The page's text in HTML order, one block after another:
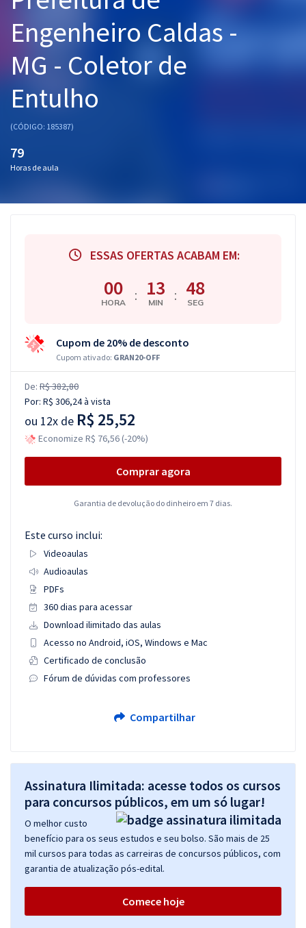
Graduação
OAB
Mentorias
Conteúdo gratuito
Atendimento
Engenheiro Caldas -
MG - Coletor de
Entulho
(CÓDIGO: 185387)
79
Horas de aula
ESSAS OFERTAS ACABAM EM:
00
HORA : 13
MIN : 47
SEG
Cupom de 20% de desconto
Cupom ativado: GRAN20-OFF
De: R$ 382,80
Por: R$ 306,24à vista
ou 12x de R$ 25,52
Economize R$ 76,56 (-20%)
Comprar agora
Garantia de devolução do dinheiro em 7 dias.
Este curso inclui:
Videoaulas
Audioaulas
PDFs
360 dias para acessar
Download ilimitado das aulas
Acesso no Android, iOS, Windows e Mac
Certificado de conclusão
Fórum de dúvidas com professores
Compartilhar
Assinatura Ilimitada: acesse todos os cursos
para concursos públicos, em um só lugar!
O melhor custo
benefício para os seus estudos e seu bolso. São mais de 25
mil cursos para todas as carreiras de concursos públicos, com
garantia de atualização pós-edital.
Comece hoje